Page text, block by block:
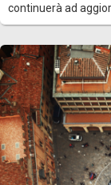
continuerà ad